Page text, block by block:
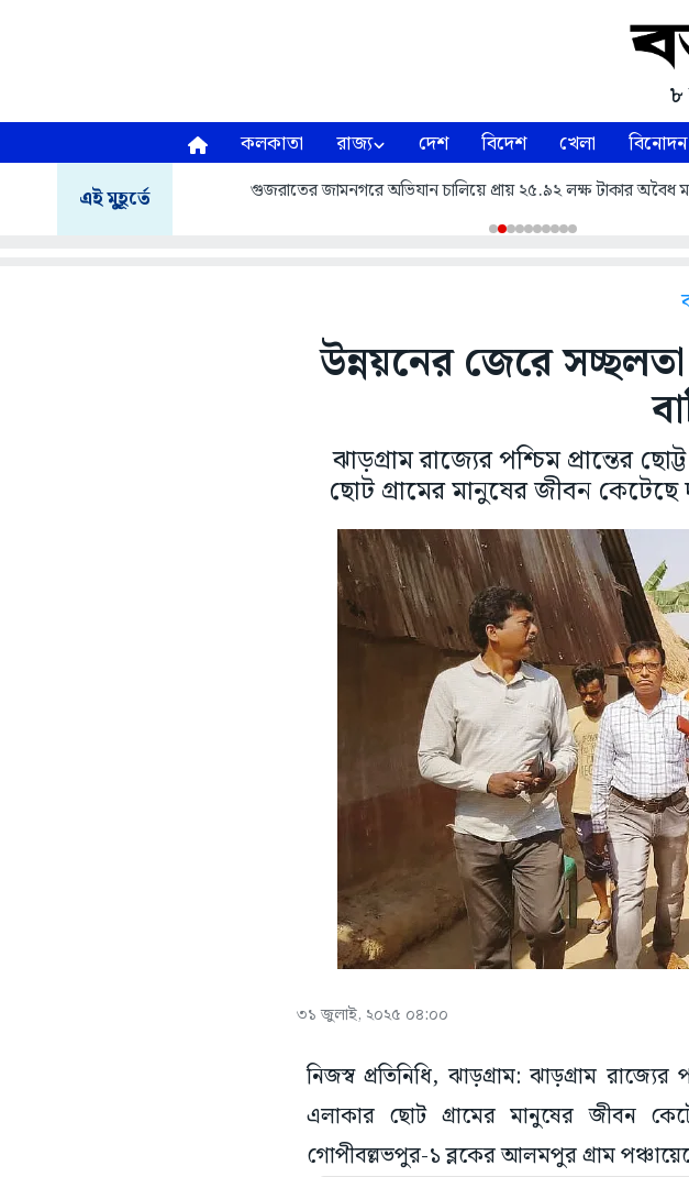
কলকাতা রাজ্য দেশ বিদেশ খেলা বিনোদন
এই মুহূর্তে গুজরাতের জামনগরে অভিযান চালিয়ে প্রায় ২৫.৯২ লক্ষ টাকার অবৈধ
উন্নয়নের জেরে
ঝাড়গ্রাম রাজ্যের পশ্চিম প্রান্তের
ছোট গ্ৰামের মানুষের জীবন কেটেছে
৩১ জুলাই, ২০২৫ ০৪:০০
নিজস্ব প্রতিনিধি, ঝাড়গ্ৰাম: ঝাড়গ্রাম
এলাকার ছোট গ্ৰামের মানুষের জীবন
গোপীবল্লভপুর-১ ব্লকের আলমপুর গ্ৰাম